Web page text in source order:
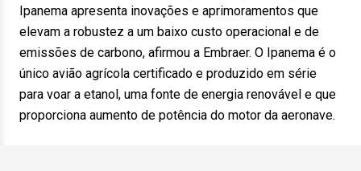
Ipanema apresenta inovações e aprimoramentos que
elevam a robustez a um baixo custo operacional e de
emissões de carbono, afirmou a Embraer. O Ipanema é o
único avião agrícola certificado e produzido em série
para voar a etanol, uma fonte de energia renovável e que
proporciona aumento de potência do motor da aeronave.